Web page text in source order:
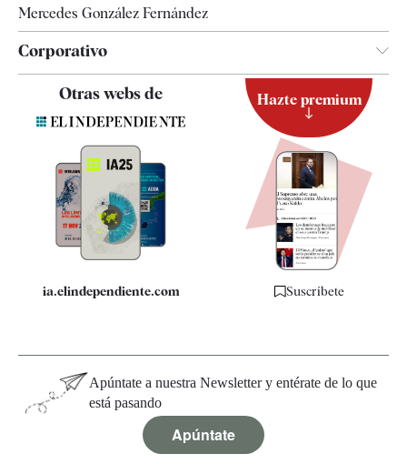
Mercedes González Fernández
Corporativo
Quiénes somos
Especificaciones
Otras webs de
ia.elindependiente.com
Hazte premium
Suscríbete
Apúntate a nuestra Newsletter y entérate de lo que
está pasando
Apúntate